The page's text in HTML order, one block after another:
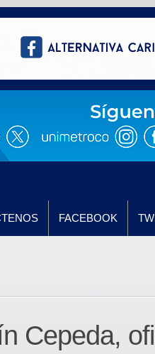
FACEBOOK
Cepeda,